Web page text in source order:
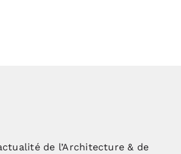
de l’Architecture & de